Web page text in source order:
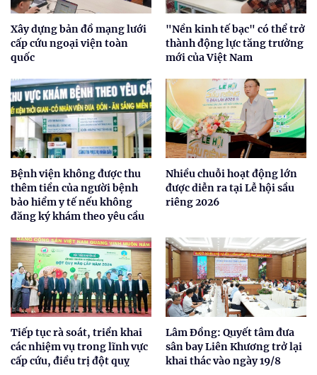
Xây dựng bản đồ mạng lưới
cấp cứu ngoại viện toàn
quốc
"Nền kinh tế bạc" có thể trở
thành động lực tăng trưởng
mới của Việt Nam
Bệnh viện không được thu
thêm tiền của người bệnh
bảo hiểm y tế nếu không
đăng ký khám theo yêu cầu
Nhiều chuỗi hoạt động lớn
được diễn ra tại Lễ hội sầu
riêng 2026
Tiếp tục rà soát, triển khai
các nhiệm vụ trong lĩnh vực
cấp cứu, điều trị đột quỵ
Lâm Đồng: Quyết tâm đưa
sân bay Liên Khương trở lại
khai thác vào ngày 19/8